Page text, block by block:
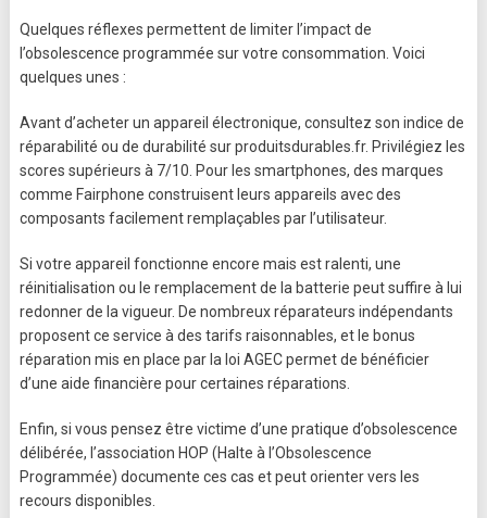
Quelques réflexes permettent de limiter l’impact de
l’obsolescence programmée sur votre consommation. Voici
quelques unes :
Avant d’acheter un appareil électronique, consultez son indice de
réparabilité ou de durabilité sur produitsdurables.fr. Privilégiez les
scores supérieurs à 7/10. Pour les smartphones, des marques
comme Fairphone construisent leurs appareils avec des
composants facilement remplaçables par l’utilisateur.
Si votre appareil fonctionne encore mais est ralenti, une
réinitialisation ou le remplacement de la batterie peut suffire à lui
redonner de la vigueur. De nombreux réparateurs indépendants
proposent ce service à des tarifs raisonnables, et le bonus
réparation mis en place par la loi AGEC permet de bénéficier
d’une aide financière pour certaines réparations.
Enfin, si vous pensez être victime d’une pratique d’obsolescence
délibérée, l’association HOP (Halte à l’Obsolescence
Programmée) documente ces cas et peut orienter vers les
recours disponibles.